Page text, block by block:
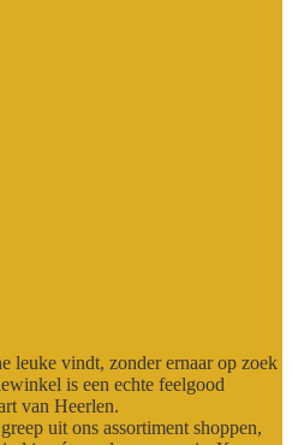
leuke vindt, zonder ernaar op zoek
is een echte feelgood
van Heerlen.
uit ons assortiment shoppen,